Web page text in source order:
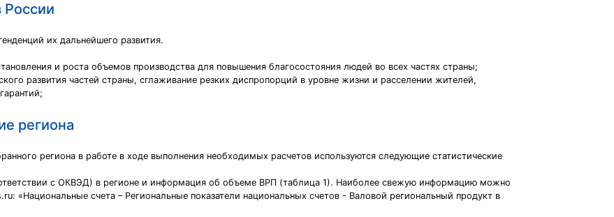
России
их дальнейшего развития.
и роста объемов производства для повышения благосостояния людей во всех частях страны;
развития частей страны, сглаживание резких диспропорций в уровне жизни и расселении жителей,
региона
региона в работе в ходе выполнения необходимых расчетов используются следующие статистические
с ОКВЭД) в регионе и информация об объеме ВРП (таблица 1). Наиболее свежую информацию можно
«Национальные счета – Региональные показатели национальных счетов - Валовой региональный продукт в